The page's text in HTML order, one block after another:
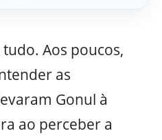
Aos poucos,
as
Gonul à
ao perceber a